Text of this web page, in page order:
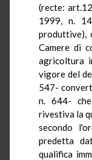
(recte:
1999, n.
produttive),
Camere di
agricoltura
vigore del
547-
n. 644-
rivestiva la
secondo
predetta
qualifica